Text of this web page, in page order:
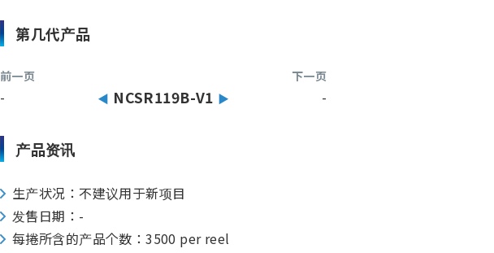
第几代产品
前一页
- NCSR119B-V1
下一页
-
产品资讯
生产状况：不建议用于新项目
发售日期：-
每捲所含的产品个数：3500 per reel